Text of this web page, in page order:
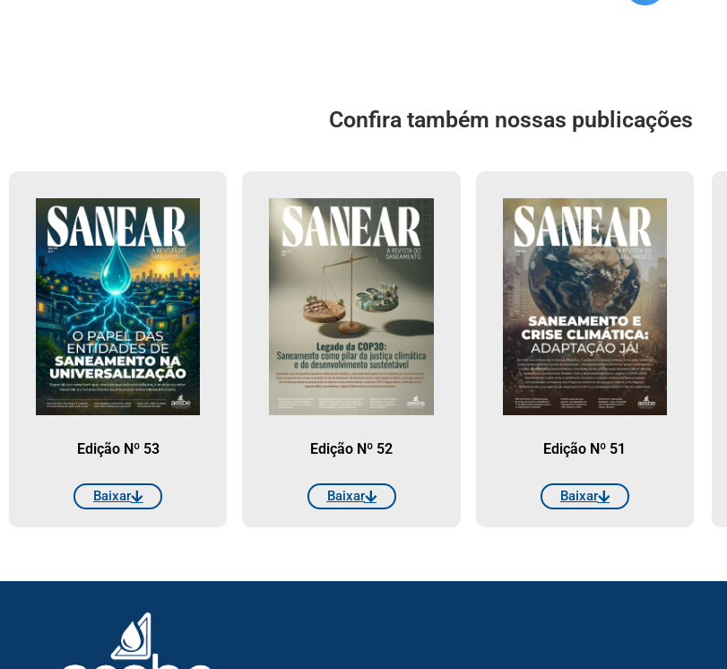
Confira também nossas publicações
Edição Nº 53
Baixar
Edição Nº 52
Baixar
Edição Nº 51
Baixar